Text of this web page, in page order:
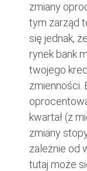
zmiany
tym zarząd
się jednak,
rynek bank
twojego
zmienności.
kwartał (z
zmiany
zależnie od
tutaj może